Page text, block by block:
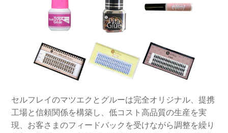
セルフレイのマツエクとグルーは完全オリジナル、提携
工場と信頼関係を構築し、低コスト高品質の生産を実
現、お客さまのフィードバックを受けながら調整を繰り